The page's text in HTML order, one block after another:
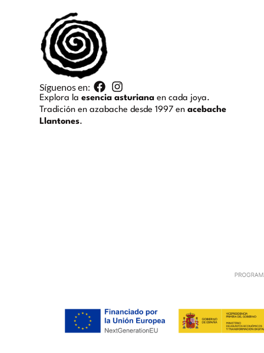
Síguenos en:
Explora laesencia asturiana en cada joya.
Tradición en azabache desde 1997 enacebache
Llantones.